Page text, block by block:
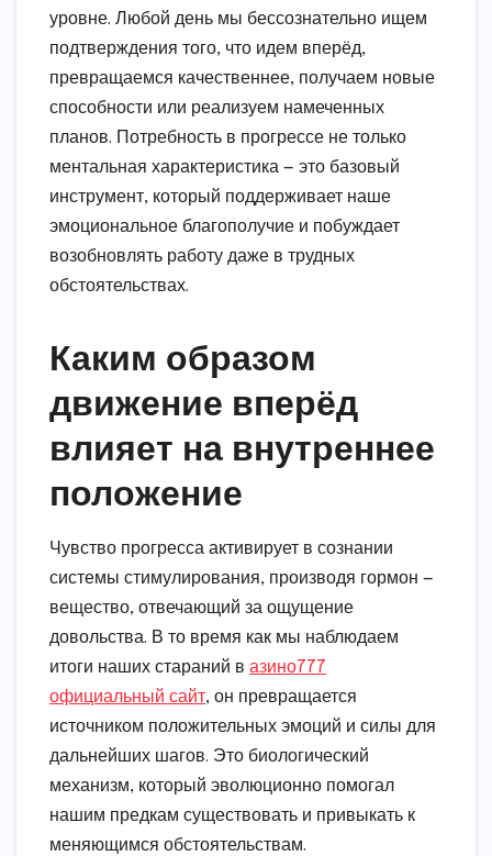
уровне. Любой день мы бессознательно ищем
подтверждения того, что идем вперёд,
превращаемся качественнее, получаем новые
способности или реализуем намеченных
планов. Потребность в прогрессе не только
ментальная характеристика — это базовый
инструмент, который поддерживает наше
эмоциональное благополучие и побуждает
возобновлять работу даже в трудных
обстоятельствах.
Каким образом
движение вперёд
влияет на внутреннее
положение
Чувство прогресса активирует в сознании
системы стимулирования, производя гормон —
вещество, отвечающий за ощущение
довольства. В то время как мы наблюдаем
итоги наших стараний в азино777
официальный сайт, он превращается
источником положительных эмоций и силы для
дальнейших шагов. Это биологический
механизм, который эволюционно помогал
нашим предкам существовать и привыкать к
меняющимся обстоятельствам.